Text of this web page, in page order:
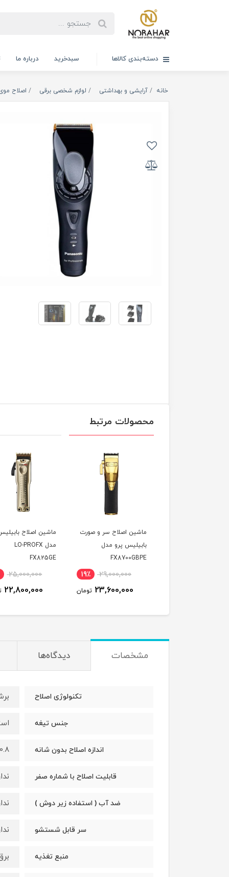
دسته‌بندی کالاها سبدخرید درباره ما
خانه آرایشی و بهداشتی لوازم شخصی برقی اصلاح
محصولات مرتبط
ماشین اصلاح سر و صورت
بابیلیس پرو مدل
FX8700GBPE
29,000,000 19٪
23,600,000 تومان
ماشین اصلاح
مدل LO-PROFX
FX825GE
25,000,000
22,800,000
مشخصات دیدگاه‌ها
تکنولوژی اصلاح
جنس تیغه
اندازه اصلاح بدون شانه 0.8 تا 2 میلی متر
قابلیت اصلاح با شماره صفر
ضد آب ( استفاده زیر دوش )
سر قابل شستشو
منبع تغذیه